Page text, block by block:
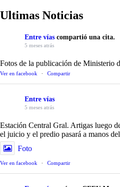
Ultimas Noticias
Entre vías compartió una cita.
5 meses atrás
Fotos de la publicación de Ministerio
Ver en facebook · Compartir
Entre vías
5 meses atrás
Estación Central Gral. Artigas luego
el juicio y el predio pasará a manos
Foto
Ver en facebook · Compartir